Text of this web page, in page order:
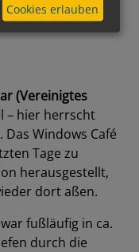
(Vereinigtes
– hier herrscht
Windows Café
Tage zu
herausgestellt,
dort aßen.
fußläufig in ca.
durch die
Cookies erlauben